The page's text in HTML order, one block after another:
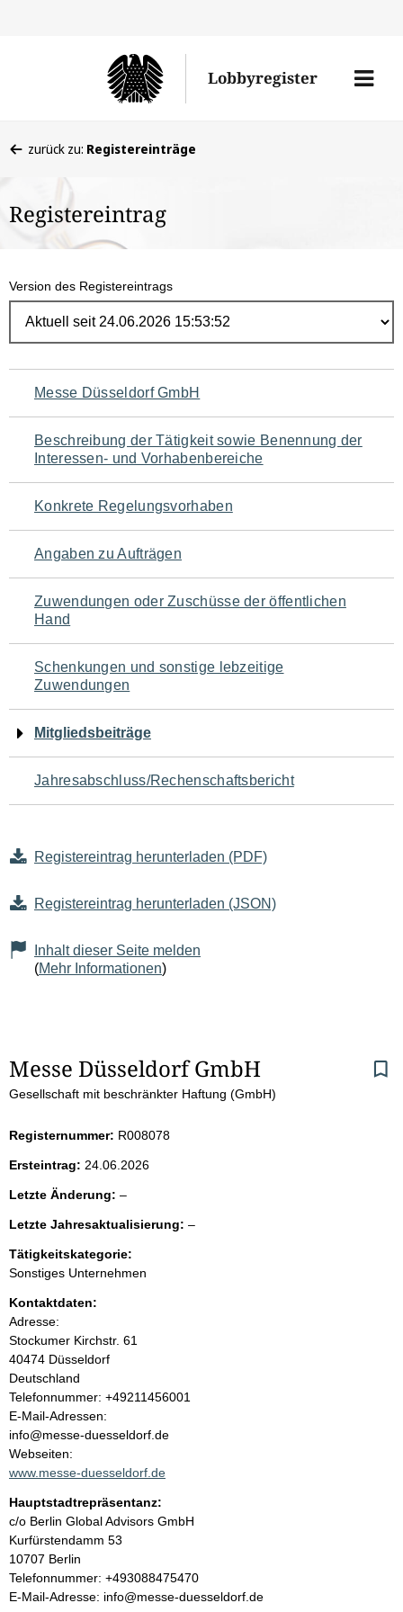
Lobbyregister
Menü
befinden
hier:
zurück zu: Registereinträge
Registereintrag
Version des Registereintrags
Navigation
für
den
Seiteninhalt
Messe Düsseldorf GmbH
Beschreibung der Tätigkeit sowie Benennung der
Interessen- und Vorhabenbereiche
Konkrete Regelungsvorhaben
Angaben zu Aufträgen
Zuwendungen oder Zuschüsse der öffentlichen
Hand
Schenkungen und sonstige lebzeitige
Zuwendungen
Mitgliedsbeiträge
Jahresabschluss/Rechenschaftsbericht
Registereintrag herunterladen (PDF)
Registereintrag herunterladen (JSON)
Inhalt dieser Seite melden
(Mehr Informationen)
S
e
i
t
e
n
i
n
h
a
l
t
Messe Düsseldorf GmbH
Gesellschaft mit beschränkter Haftung (GmbH)
Registernummer: R008078
Ersteintrag: 24.06.2026
Letzte Änderung: –l
e
r
Letzte Jahresaktualisierung: –l
Tätigkeitskategorie:
Sonstiges Unternehmen
Kontaktdaten:
Adresse:
Stockumer Kirchstr. 61
40474 Düsseldorf
Deutschland
K
o
n
t
a
t
i
n
f
o
r
Telefonnummer: +49211456001
E-Mail-Adressen:
info@messe-duesseldorf.de
Webseiten:
www.messe-duesseldorf.de
Hauptstadtrepräsentanz:
A
d
r
e
s
c/o Berlin Global Advisors GmbH
Kurfürstendamm 53
10707 Berlin
K
o
Telefonnummer: +493088475470
E-Mail-Adresse: info@messe-duesseldorf.de